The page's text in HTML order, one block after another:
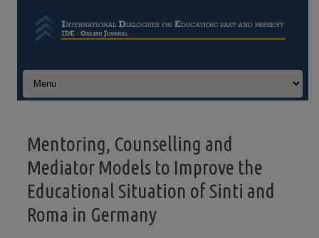
Skip to content
Mentoring, Counselling and
Mediator Models to Improve the
Educational Situation of Sinti and
Roma in Germany